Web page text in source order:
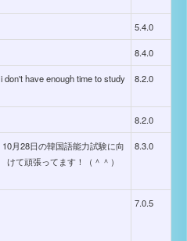
5.4.0
8.4.0
i don't have enough time to study 8.2.0
8.2.0
10月28日の韓国語能力試験に向
けて頑張ってます！（＾＾）
8.3.0
7.0.5